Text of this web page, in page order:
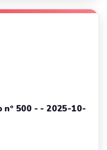
500 - - 2025-10-